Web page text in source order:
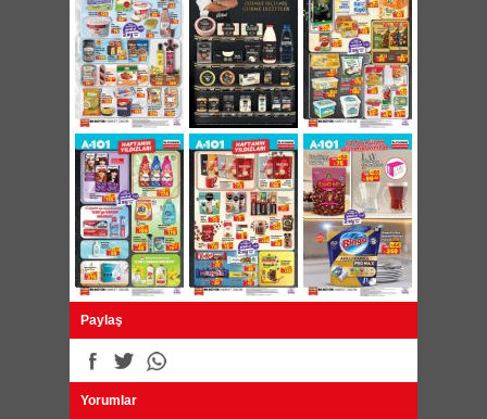
Penti Kadın Termal Tayt 219 TL
Kiraz Klips Toka 2'li 49,50 TL
Mini Klips Toka 4'lü 79,50 TL
Çıtçıt Toka 4'lü 49,50 TL
Yıldız Klips Toka 49,50 TL
Mini Mandal Toka 10'lu 49,50 TL
Bandana 99,50 TL
Tüy Detaylı Bandana 49,50 TL
Kurdela Toka ve Klips Seti 79,50 TL
Tül Bandana 2'li 89,50 TL
Kadife Taç ve Toka 59,50 TL
Ahşap Çubuklu Ayakkabılık 189 TL
Desenli Kozmetik Seyahat Çantası 149 TL
Orta Boy PP Valiz 755 TL
Büyük Boy PP Valiz 875 TL
Kabin Boy PP Valiz 685 TL
PP Makyaj Çantası 299 TL
Paylaş
Yorumlar